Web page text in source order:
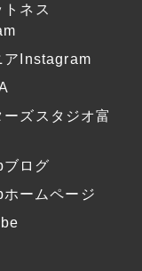
トネス
アInstagram
ーズスタジオ富
ログ
ームページ